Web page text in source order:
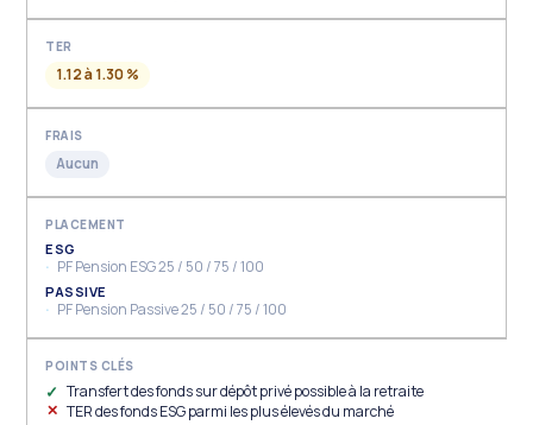
1.12 à 1.30 %
Aucun
ESG
PF Pension ESG 25 / 50 / 75 / 100
PASSIVE
PF Pension Passive 25 / 50 / 75 / 100
Transfert des fonds sur dépôt privé possible à la retraite
TER des fonds ESG parmi les plus élevés du marché